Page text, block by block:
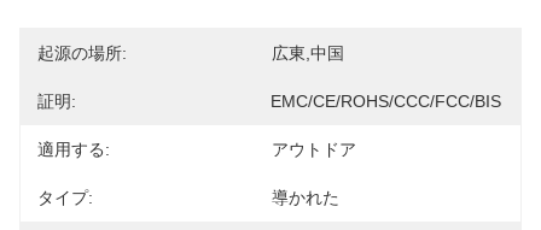
起源の場所: 広東,中国
証明: EMC/CE/ROHS/CCC/FCC/BIS
適用する: アウトドア
タイプ: 導かれた